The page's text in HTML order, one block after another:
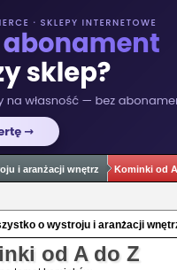
i aranżacji wnętrz Kominki od
o wystroju i aranżacji
od A do Z